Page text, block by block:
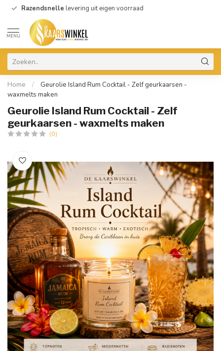
Razendsnelle levering uit eigen voorraad
MENU
Home /
Geurolie Island Rum Cocktail - Zelf geurkaarsen -
waxmelts maken
Geurolie Island Rum Cocktail - Zelf
geurkaarsen - waxmelts maken
(0)